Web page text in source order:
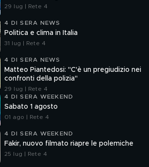
29 lug | Rete 4
4 DI SERA NEWS
Politica e clima in Italia
31 lug | Rete 4
4 DI SERA NEWS
Matteo Piantedosi: "C'è un pregiudizio nei
confronti della polizia"
29 lug | Rete 4
4 DI SERA WEEKEND
Sabato 1 agosto
01 ago | Rete 4
4 DI SERA WEEKEND
Fakir, nuovo filmato riapre le polemiche
25 lug | Rete 4